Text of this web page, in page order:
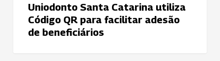
Uniodonto Santa Catarina utiliza
Código QR para facilitar adesão
de beneficiários